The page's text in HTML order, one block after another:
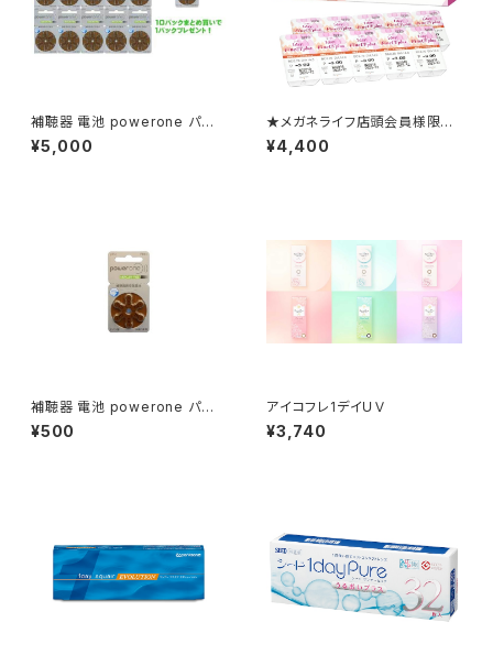
補聴器 電池 powerone パワ
ーワン PR41 (p312)１０パック
まとめ買いで1パックプレゼント
¥5,000
★メガネライフ店頭会員様限定
★ 1か月ごとの定期便 ワン
デーファインUV プラス2箱セッ
¥4,400
補聴器 電池 powerone パワ
ーワン PR41 (p312)
¥500
アイコフレ1デイＵＶ
¥3,740